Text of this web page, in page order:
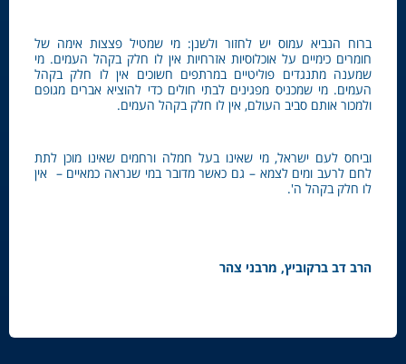
ברוח הנביא עמוס יש לחזור ולשנן: מי שמטיל פצצות אימה של
חומרים כימיים על אוכלוסיות אזרחיות אין לו חלק בקהל העמים. מי
שמענה מתנגדים פוליטיים במרתפים חשוכים אין לו חלק בקהל
העמים. מי שמכניס מפגינים לבתי חולים כדי להוציא אברים מגופם
ולמכור אותם סביב העולם, אין לו חלק בקהל העמים.
וביחס לעם ישראל, מי שאינו בעל חמלה ורחמים שאינו מוכן לתת
לחם לרעב ומים לצמא – גם כאשר מדובר במי שנראה כמאיים – אין
לו חלק בקהל ה'.
הרב דב ברקוביץ, מרבני צהר